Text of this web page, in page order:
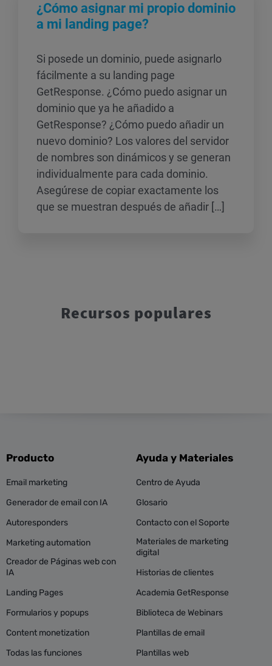
¿Cómo asignar mi propio dominio
a mi landing page?
Si posede un dominio, puede asignarlo
fácilmente a su landing page
GetResponse. ¿Cómo puedo asignar un
dominio que ya he añadido a
GetResponse? ¿Cómo puedo añadir un
nuevo dominio? Los valores del servidor
de nombres son dinámicos y se generan
individualmente para cada dominio.
Asegúrese de copiar exactamente los
que se muestran después de añadir […]
Recursos populares
Producto
Email marketing
Generador de email con IA
Autoresponders
Marketing automation
Creador de Páginas web con
IA
Landing Pages
Formularios y popups
Content monetization
Todas las funciones
Ayuda y Materiales
Centro de Ayuda
Glosario
Contacto con el Soporte
Materiales de marketing
digital
Historias de clientes
Academia GetResponse
Biblioteca de Webinars
Plantillas de email
Plantillas web